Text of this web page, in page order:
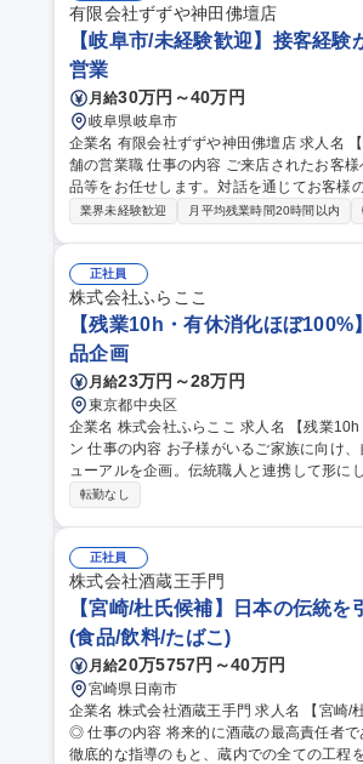
有限会社ずずや神田佛壇店
【岐阜市/未経験歓迎】接客経
営業
月給30万円～40万円
岐阜県岐阜市
企業名 有限会社ずずや神田佛壇店 求人名 【岐阜市/未経験歓迎】接客経験が活きる！月給30万～◎和を伝える老
舗の営業職 仕事の内容 ご来店されたお客様への接客販売や、既存顧客（寺院・個人）への巡回・提案、商品の納
品等をお任せします。対話を通じてお客様
安心です！ 具体的には【1】店内での仏壇等の接客販売【2】寺院や個人宅への巡回・ご提案【3】商品の梱包や
環境です。お客様とじっくり関係を築く
う作業はありません。地域に根ざし長く安心して働けます。 募集職種 【岐阜市/未
月給30万～◎和を伝える老舗の営業職
業界未経験歓迎 月平均残業時間20時間以内
正社員
株式会社ふらここ
【残業10h・有休消化ほぼ
品企画
月給23万円～28万円
東京都中央区
企業名 株式会社ふらここ 求人名 【残業10h・有休消化ほぼ100%】ひな人形・五月人形の新作商品企画・デザイ
ン 仕事の内容 お子様がいるご家族に向け、自社オリジナルのひな人形・五月人形の新作デザインや既存品のリニ
ューアルを企画。伝統職人と連携して形に
事です。 ■新作ひな人形・五月人形の企画・デザイン（色柄・装飾等の検討） ■販売動向の分析および既存商品の
イン作成を行います。 ★入社後は先輩がマンツー
0h・有休消化ほぼ100%】ひな人形・五月
転勤なし
正社員
株式会社酒蔵王手門
【宮崎/杜氏候補】日本の伝統
(食品/飲料/たばこ)
月給20万5757円～40万円
宮崎県日南市
企業名 株式会社酒蔵王手門 求人名 【宮崎/杜氏候補】日本の伝統を引き継ぐ酒づくり/伝統×変革/未経験第二新卒
◎ 仕事の内容 将来的に酒蔵の最高責任者である『杜氏』として、蔵を牽引していただきます。まずは現役杜氏の
徹底的な指導のもと、蔵内での全ての工程を経